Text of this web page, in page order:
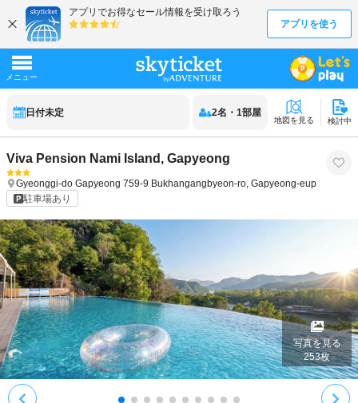
日付未定 2名 ・ 1部屋
地図を見る 検討中
Viva Pension Nami Island, Gapyeong
Gyeonggi-do Gapyeong 759-9 Bukhangangbyeon-ro, Gapyeong-eup
駐車場あり
写真を見る
253枚